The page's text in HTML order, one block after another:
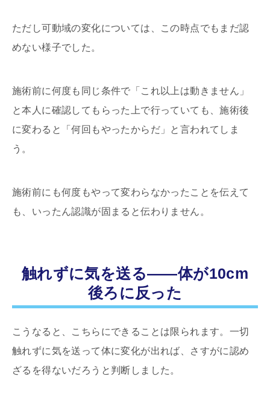
ただし可動域の変化については、この時点でもまだ認
めない様子でした。
施術前に何度も同じ条件で「これ以上は動きません」
と本人に確認してもらった上で行っていても、施術後
に変わると「何回もやったからだ」と言われてしま
う。
施術前にも何度もやって変わらなかったことを伝えて
も、いったん認識が固まると伝わりません。
触れずに気を送る――体が10cm
後ろに反った
こうなると、こちらにできることは限られます。一切
触れずに気を送って体に変化が出れば、さすがに認め
ざるを得ないだろうと判断しました。